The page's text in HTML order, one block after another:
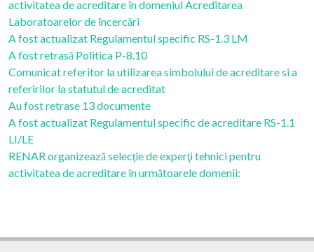
activitatea de acreditare în domeniul Acreditarea
Laboratoarelor de încercări
A fost actualizat Regulamentul specific RS-1.3 LM
A fost retrasă Politica P-8.10
Comunicat referitor la utilizarea simbolului de acreditare si a
referirilor la statutul de acreditat
Au fost retrase 13 documente
A fost actualizat Regulamentul specific de acreditare RS-1.1
LI/LE
RENAR organizează selecţie de experţi tehnici pentru
activitatea de acreditare în următoarele domenii: